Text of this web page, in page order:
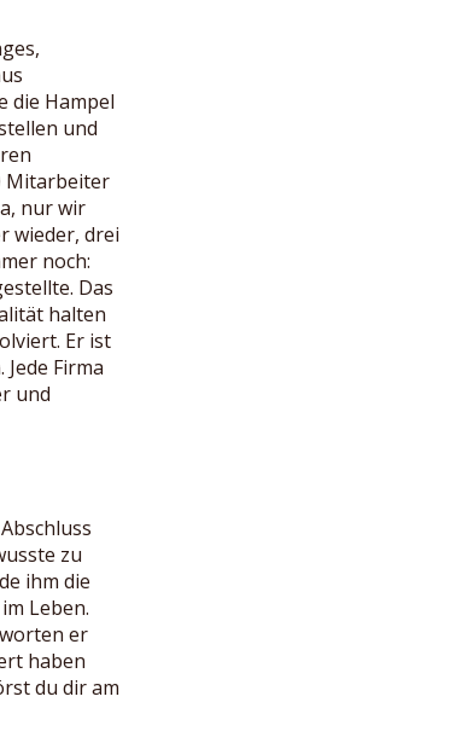
die Hampel
und
Mitarbeiter
nur wir
wieder, drei
noch:
Das
halten
Er ist
Firma
und
zu
ihm die
Leben.
er
haben
du dir am